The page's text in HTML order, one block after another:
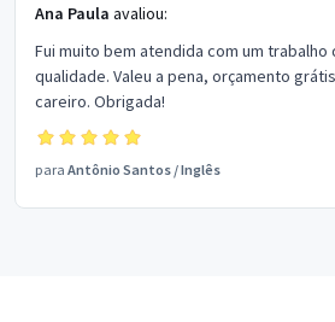
Ana Paula avaliou:
Fui muito bem atendida com um trabalho
qualidade. Valeu a pena, orçamento
careiro. Obrigada!
para Antônio Santos /Inglês